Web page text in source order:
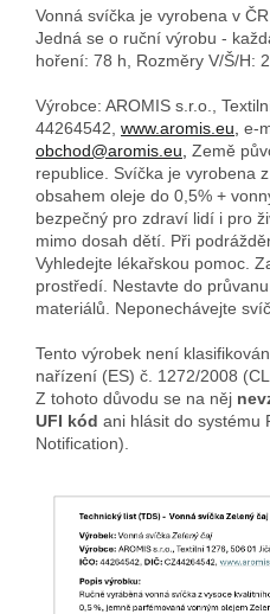
Vonná svíčka je vyrobena v
Jedná se o ruční výrobu -
hoření: 78 h, Rozměry V/Š/H:
Výrobce: AROMIS s.r.o.,
44264542, www.aromis.eu, e-
obchod@aromis.eu, Země
republice. Svíčka je vyrobena
obsahem oleje do 0,5% +
bezpečný pro zdraví lidí i pro
mimo dosah dětí. Při
Vyhledejte lékařskou pomoc.
prostředí. Nestavte do
materiálů. Neponechávejte
Tento výrobek není
nařízení (ES) č. 1272/2008
Z tohoto důvodu se na něj
UFI kód ani hlásit do systému
Notification).